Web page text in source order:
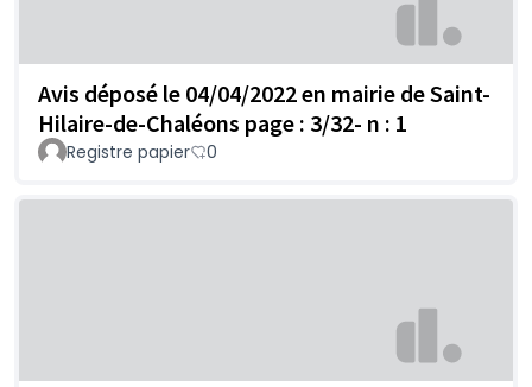
Avis déposé le 04/04/2022 en mairie de Saint-
Hilaire-de-Chaléons page : 3/32- n : 1
Registre papier 0